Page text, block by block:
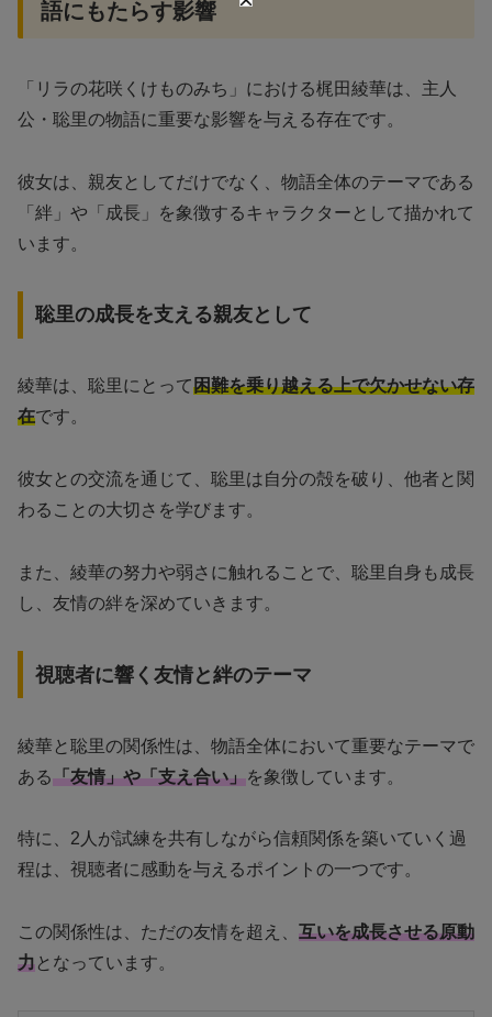
語にもたらす影響
「リラの花咲くけものみち」における梶田綾華は、主人
公・聡里の物語に重要な影響を与える存在です。
彼女は、親友としてだけでなく、物語全体のテーマである
「絆」や「成長」を象徴するキャラクターとして描かれて
います。
聡里の成長を支える親友として
綾華は、聡里にとって困難を乗り越える上で欠かせない存
在です。
彼女との交流を通じて、聡里は自分の殻を破り、他者と関
わることの大切さを学びます。
また、綾華の努力や弱さに触れることで、聡里自身も成長
し、友情の絆を深めていきます。
視聴者に響く友情と絆のテーマ
綾華と聡里の関係性は、物語全体において重要なテーマで
ある「友情」や「支え合い」を象徴しています。
特に、2人が試練を共有しながら信頼関係を築いていく過
程は、視聴者に感動を与えるポイントの一つです。
この関係性は、ただの友情を超え、 互いを成長させる原動
力となっています。